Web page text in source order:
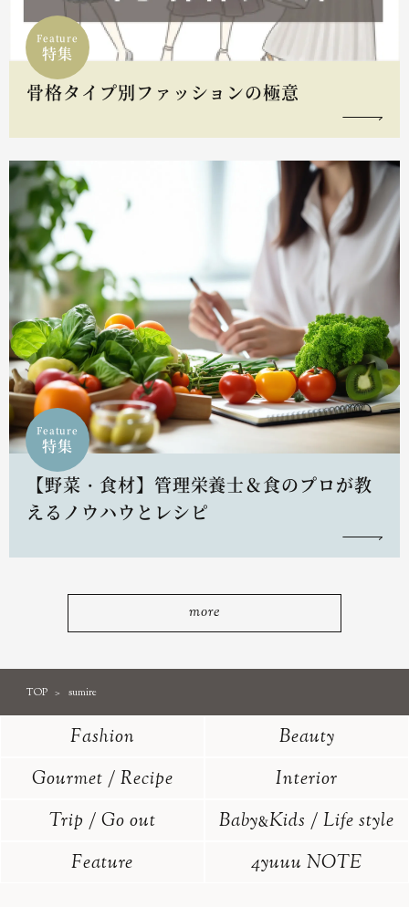
Feature
特集
骨格タイプ別ファッションの極意
Feature
特集
【野菜・食材】管理栄養士＆食のプロが教
えるノウハウとレシピ
more
TOP sumire
Fashion
Beauty
Gourmet / Recipe
Interior
Trip / Go out
Baby&Kids / Life style
Feature
4yuuu NOTE